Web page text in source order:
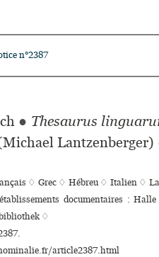
n°2387
● Thesaurus
Lantzenberger)
♢ Grec ♢ Hébreu ♢ Italien ♢
documentaires :
♢
article2387.html